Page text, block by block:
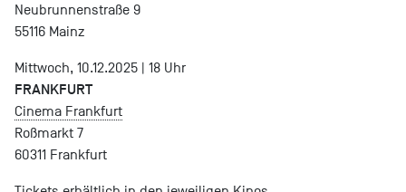
Neubrunnenstraße 9
55116 Mainz
Mittwoch, 10.12.2025 | 18 Uhr
FRANKFURT
Cinema Frankfurt
Roßmarkt 7
60311 Frankfurt